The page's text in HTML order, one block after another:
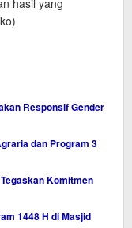
Responsif Gender
dan Program 3
Komitmen
1448 H di Masjid